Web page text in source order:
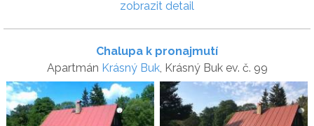
zobrazit detail
Chalupa k pronajmutí
Apartmán Krásný Buk, Krásný Buk ev. č. 99